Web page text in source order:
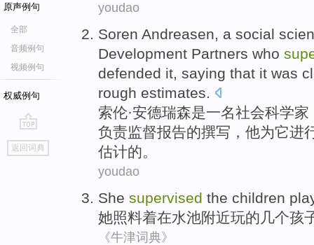
原声例句
全部
音频例句
视频例句
权威例句
go
top
返回词典
youdao
Soren Andreasen, a social
Development Partners who
defended it, saying that it was
rough estimates.
索伦·安德瑞森是一名社会科学家
负责监督报告的撰写 ， 他为它进
估计的。
youdao
She supervised the children
她照料着在水池附近玩的 几个孩
《牛津词典》